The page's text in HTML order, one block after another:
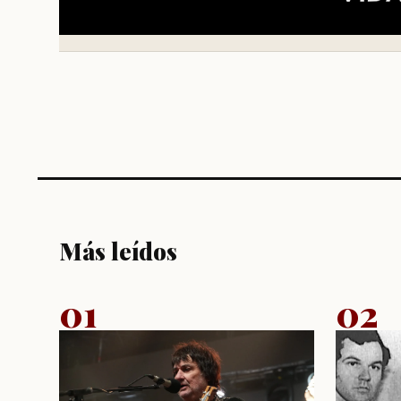
Más leídos
01 02